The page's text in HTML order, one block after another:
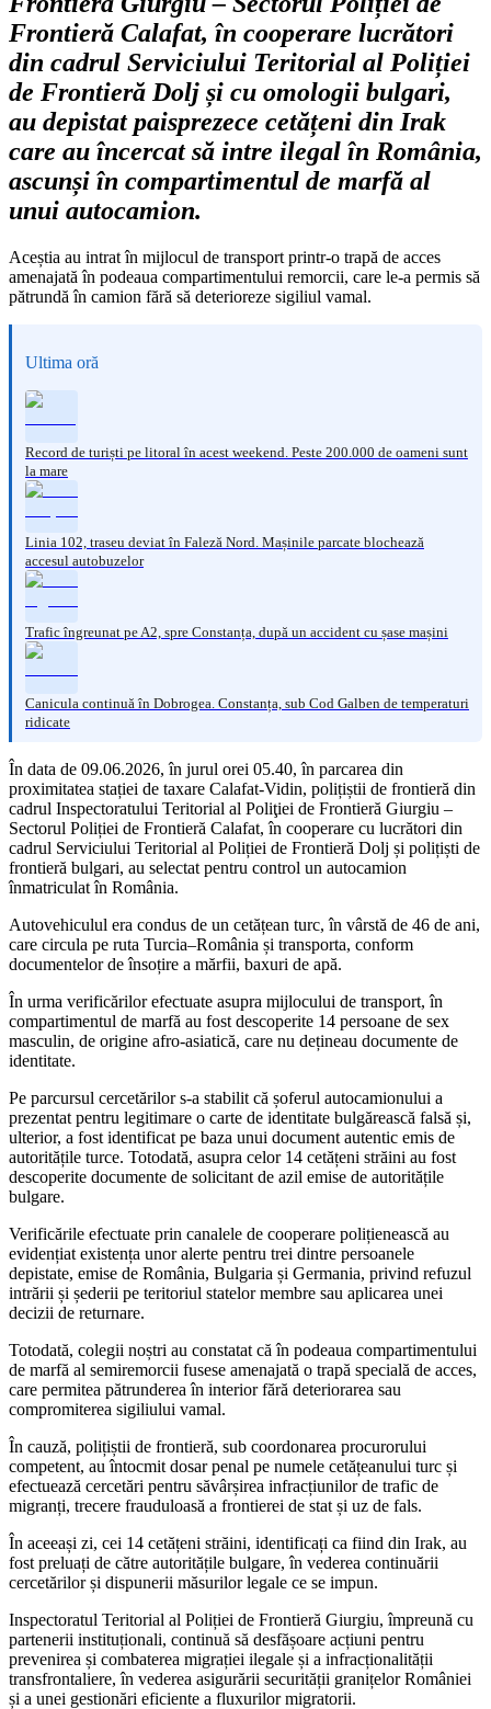
Frontieră Calafat, în cooperare lucrători
din cadrul Serviciului Teritorial al Poliției
de Frontieră Dolj și cu omologii bulgari,
au depistat paisprezece cetățeni din Irak
care au încercat să intre ilegal în România,
ascunși în compartimentul de marfă al
unui autocamion.
Aceștia au intrat în mijlocul de transport printr-o trapă de acces
amenajată în podeaua compartimentului remorcii, care le-a permis să
pătrundă în camion fără să deterioreze sigiliul vamal.
Ultima oră
Record de turiști pe litoral în acest weekend. Peste 200.000 de oameni sunt
la mare
Linia 102, traseu deviat în Faleză Nord. Mașinile parcate blochează
accesul autobuzelor
Trafic îngreunat pe A2, spre Constanța, după un accident cu șase mașini
Canicula continuă în Dobrogea. Constanța, sub Cod Galben de temperaturi
ridicate
În data de 09.06.2026, în jurul orei 05.40, în parcarea din
proximitatea stației de taxare Calafat-Vidin, polițiștii de frontieră din
cadrul Inspectoratului Teritorial al Poliţiei de Frontieră Giurgiu –
Sectorul Poliției de Frontieră Calafat, în cooperare cu lucrători din
cadrul Serviciului Teritorial al Poliției de Frontieră Dolj și polițiști de
frontieră bulgari, au selectat pentru control un autocamion
înmatriculat în România.
Autovehiculul era condus de un cetățean turc, în vârstă de 46 de ani,
care circula pe ruta Turcia–România și transporta, conform
documentelor de însoțire a mărfii, baxuri de apă.
În urma verificărilor efectuate asupra mijlocului de transport, în
compartimentul de marfă au fost descoperite 14 persoane de sex
masculin, de origine afro-asiatică, care nu dețineau documente de
identitate.
Pe parcursul cercetărilor s-a stabilit că șoferul autocamionului a
prezentat pentru legitimare o carte de identitate bulgărească falsă și,
ulterior, a fost identificat pe baza unui document autentic emis de
autoritățile turce. Totodată, asupra celor 14 cetățeni străini au fost
descoperite documente de solicitant de azil emise de autoritățile
bulgare.
Verificările efectuate prin canalele de cooperare polițienească au
evidențiat existența unor alerte pentru trei dintre persoanele
depistate, emise de România, Bulgaria și Germania, privind refuzul
intrării și șederii pe teritoriul statelor membre sau aplicarea unei
decizii de returnare.
Totodată, colegii noștri au constatat că în podeaua compartimentului
de marfă al semiremorcii fusese amenajată o trapă specială de acces,
care permitea pătrunderea în interior fără deteriorarea sau
compromiterea sigiliului vamal.
În cauză, polițiștii de frontieră, sub coordonarea procurorului
competent, au întocmit dosar penal pe numele cetățeanului turc și
efectuează cercetări pentru săvârșirea infracțiunilor de trafic de
migranți, trecere frauduloasă a frontierei de stat și uz de fals.
În aceeași zi, cei 14 cetățeni străini, identificați ca fiind din Irak, au
fost preluați de către autoritățile bulgare, în vederea continuării
cercetărilor și dispunerii măsurilor legale ce se impun.
Inspectoratul Teritorial al Poliției de Frontieră Giurgiu, împreună cu
partenerii instituționali, continuă să desfășoare acțiuni pentru
prevenirea și combaterea migrației ilegale și a infracționalității
transfrontaliere, în vederea asigurării securității granițelor României
și a unei gestionări eficiente a fluxurilor migratorii.